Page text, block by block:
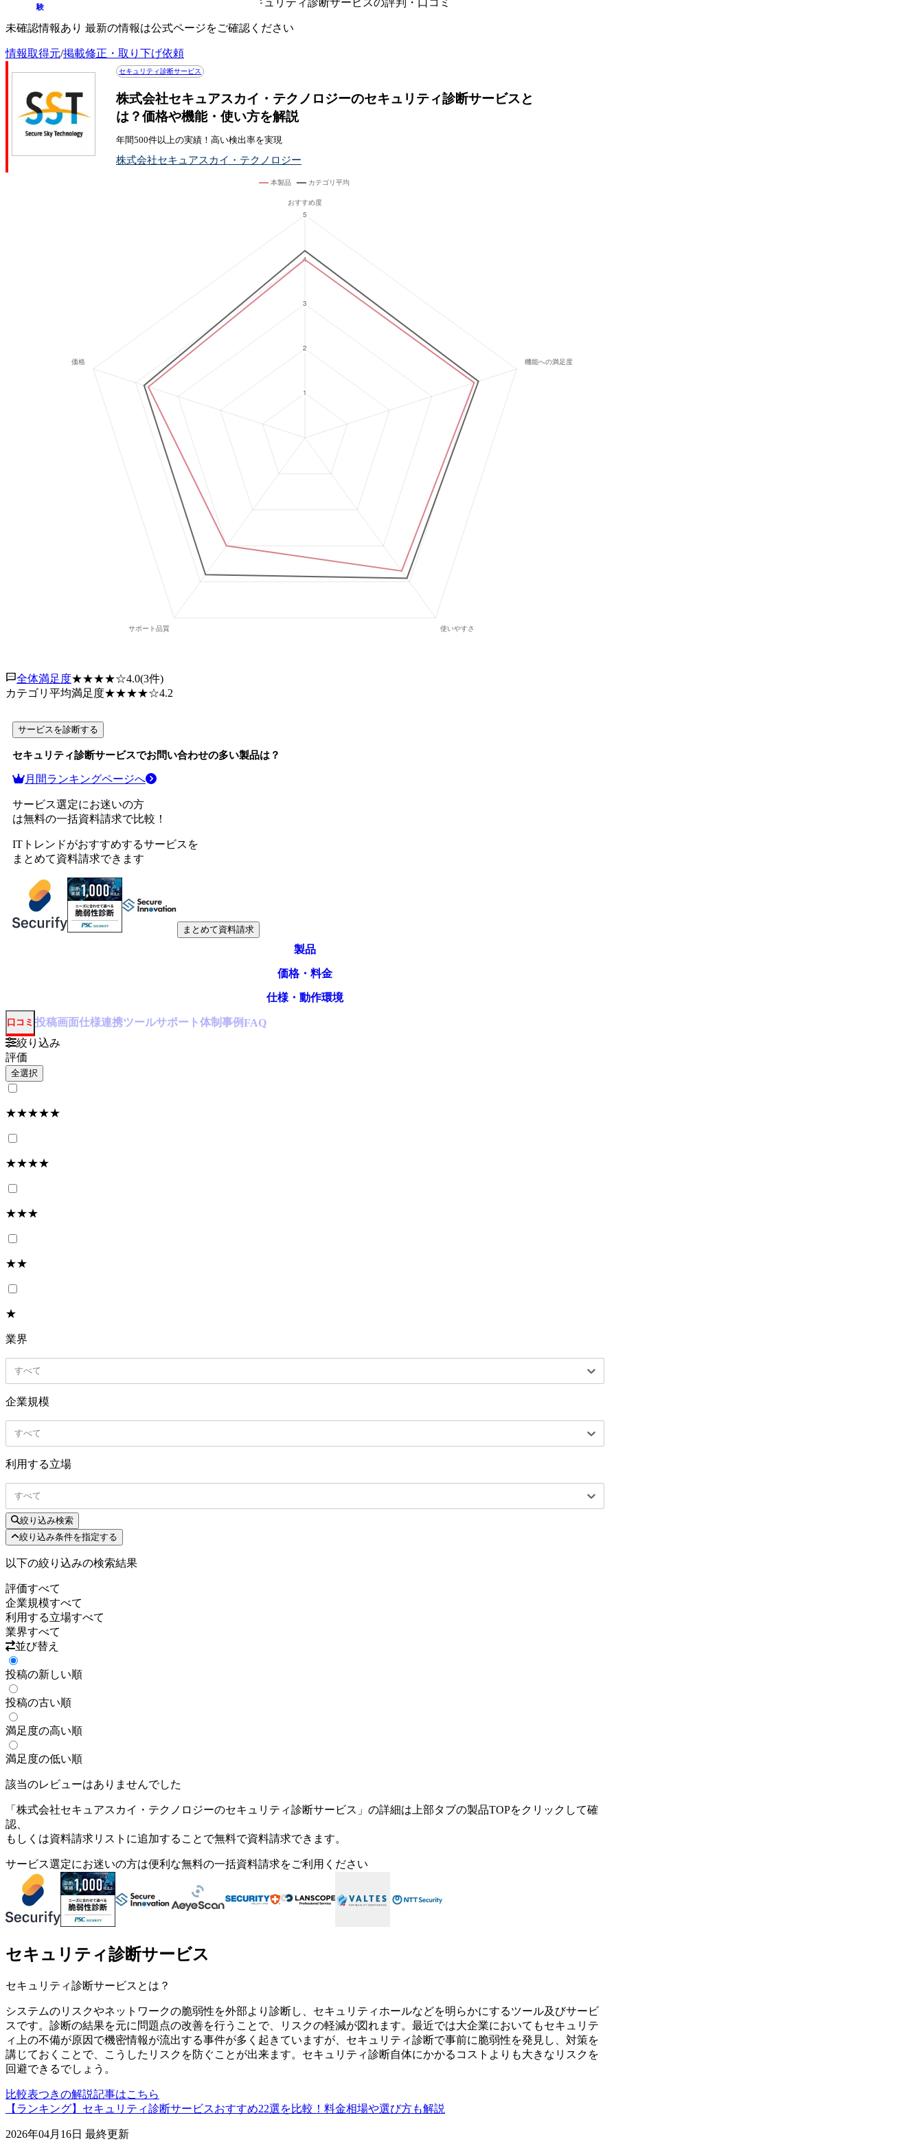
株式会社セキュアスカイ・テクノロジーのセキュリティ診断サービスの評判・口コミ
未確認情報あり 最新の情報は公式ページをご確認ください
情報取得元/掲載修正・取り下げ依頼
セキュリティ診断サービス
株式会社セキュアスカイ・テクノロジーのセキュリティ診断サービスと
は？価格や機能・使い方を解説
年間500件以上の実績！高い検出率を実現
株式会社セキュアスカイ・テクノロジー
全体満足度★★★★☆4.0(3件)
カテゴリ平均満足度★★★★☆4.2
サービスを診断する
セキュリティ診断サービスでお問い合わせの多い製品は？
月間ランキングページへ
サービス選定にお迷いの方
は無料の一括資料請求で比較！
ITトレンドがおすすめするサービスを
まとめて資料請求できます
まとめて資料請求
製品
価格・料金
仕様・動作環境
口コミ 投稿画面仕様連携ツールサポート体制 事例FAQ
絞り込み
評価
全選択
★★★★★
★★★★
★★★
★★
★
業界
すべて
企業規模
すべて
利用する立場
すべて
絞り込み検索
絞り込み条件を指定する
以下の絞り込みの検索結果
評価すべて
企業規模すべて
利用する立場すべて
業界すべて
並び替え
投稿の新しい順
投稿の古い順
満足度の高い順
満足度の低い順
該当のレビューはありませんでした
「 株式会社セキュアスカイ・テクノロジーのセキュリティ診断サービス 」の詳細は上部タブの製品TOPをクリックして確
認、
もしくは資料請求リストに追加することで無料で資料請求できます。
サービス選定にお迷いの方は便利な無料の一括資料請求をご利用ください
験
セキュリティ診断サービス
セキュリティ診断サービス とは？
システムのリスクやネットワークの脆弱性を外部より診断し、セキュリティホールなどを明らかにするツール及びサービ
スです。診断の結果を元に問題点の改善を行うことで、リスクの軽減が図れます。最近では大企業においてもセキュリテ
ィ上の不備が原因で機密情報が流出する事件が多く起きていますが、セキュリティ診断で事前に脆弱性を発見し、対策を
講じておくことで、こうしたリスクを防ぐことが出来ます。セキュリティ診断自体にかかるコストよりも大きなリスクを
回避できるでしょう。
比較表つきの解説記事はこちら
【ランキング】セキュリティ診断サービスおすすめ22選を比較！料金相場や選び方も解説
2026年04月16日 最終更新